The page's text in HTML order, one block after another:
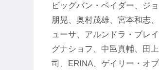
ビッグバン・ベイダー、ジ
朋晃、奥村茂雄、宮本和志
ューサ、アルンドラ・ブレ
グナショフ、中邑真輔、田
司、ERINA、ゲイリー・オ